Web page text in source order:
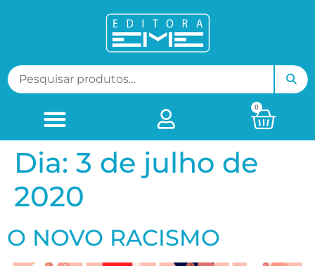
0
Dia: 3 de julho de
2020
O NOVO RACISMO